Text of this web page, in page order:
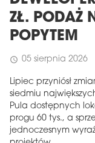
ZŁ. PODAŻ
POPYTEM
schedule 05 sierpnia 2026
Lipiec przyniósł
siedmiu
Pula dostępnych
progu 60 tys., a
jednoczesnym